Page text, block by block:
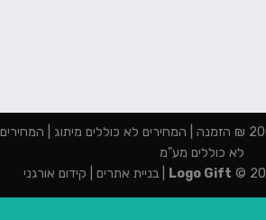
המחירים הינם למינימום 2000 ₪ הזמנה | המחירים לא כוללים מיתוג | המחירים
לא כוללים מע"מ
Logo Gift
|בניית אתרים קידום אורגני